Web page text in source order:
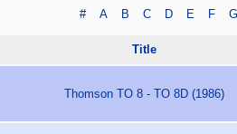
# A B C D E F G
Title
Thomson TO 8 - TO 8D (1986)